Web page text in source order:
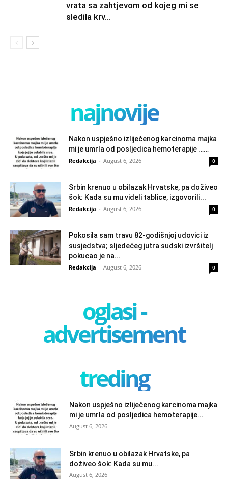
vrata sa zahtjevom od kojeg mi se
sledila krv...
najnovije
Nakon uspješno izliječenog karcinoma majka
mi je umrla od posljedica hemoterapije ……
Redakcija - August 6, 2026 0
Srbin krenuo u obilazak Hrvatske, pa doživeo
šok: Kada su mu videli tablice, izgovorili...
Redakcija - August 6, 2026 0
Pokosila sam travu 82-godišnjoj udovici iz
susjedstva; sljedećeg jutra sudski izvršitelj
pokucao je na...
Redakcija - August 6, 2026 0
oglasi -
advertisement
treding
Nakon uspješno izliječenog karcinoma majka
mi je umrla od posljedica hemoterapije...
August 6, 2026
Srbin krenuo u obilazak Hrvatske, pa
doživeo šok: Kada su mu...
August 6, 2026